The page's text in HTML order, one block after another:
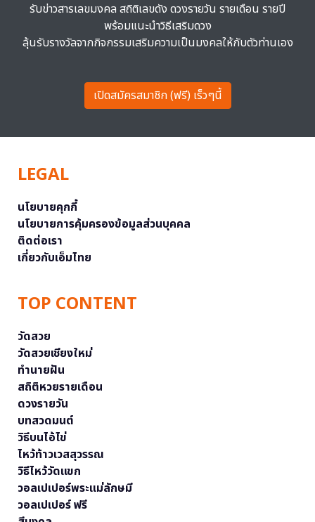
รับข่าวสารเลขมงคล สถิติเลขดัง ดวงรายวัน รายเดือน รายปี
พร้อมแนะนำวิธีเสริมดวง
ลุ้นรับรางวัลจากกิจกรรมเสริมความเป็นมงคลให้กับตัวท่านเอง
เปิดสมัครสมาชิก (ฟรี) เร็วๆนี้
LEGAL
นโยบายคุกกี้
นโยบายการคุ้มครองข้อมูลส่วนบุคคล
ติดต่อเรา
เกี่ยวกับเอ็มไทย
TOP CONTENT
วัดสวย
วัดสวยเชียงใหม่
ทำนายฝัน
สถิติหวยรายเดือน
ดวงรายวัน
บทสวดมนต์
วิธีบนไอ้ไข่
ไหว้ท้าวเวสสุวรรณ
วิธีไหว้วัดแขก
วอลเปเปอร์พระแม่ลักษมี
วอลเปเปอร์ ฟรี